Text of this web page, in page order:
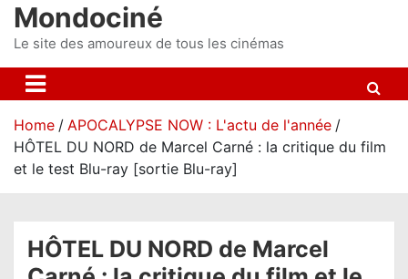
n
Mondociné
Le site des amoureux de tous les cinémas
Home
APOCALYPSE NOW : L'actu de l'année
HÔTEL DU NORD de Marcel Carné : la critique du film
et le test Blu-ray [sortie Blu-ray]
HÔTEL DU NORD de Marcel